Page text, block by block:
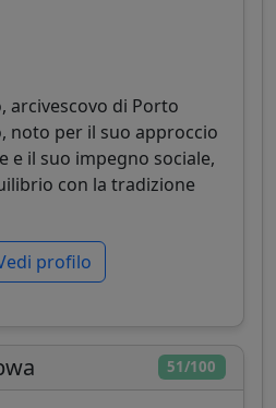
arcivescovo di Porto
noto per il suo approccio
e il suo impegno sociale,
con la tradizione
profilo
51/100